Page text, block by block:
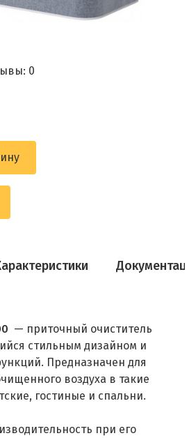
0
— приточный очиститель
стильным дизайном и
Предназначен для
воздуха в такие
гостиные и спальни.
при его